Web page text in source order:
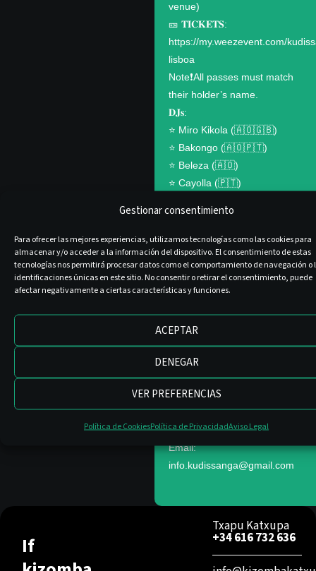
Gestionar consentimiento
Para ofrecer las mejores experiencias, utilizamos tecnologías como las cookies para
almacenar y/o acceder a la información del dispositivo. El consentimiento de estas
tecnologías nos permitirá procesar datos como el comportamiento de navegación o
identificaciones únicas en este sitio. No consentir o retirar el consentimiento, puede
afectar negativamente a ciertas características y funciones.
ACEPTAR
DENEGAR
VER PREFERENCIAS
Política de CookiesPolítica de PrivacidadAviso Legal
venue)
🎫 𝐓𝐈𝐂𝐊𝐄𝐓𝐒:
https://my.weezevent.com/
lisboa
Note❗️All passes must match
their holder’s name.
𝐃𝐉𝐬:
⭐️ Miro Kikola (🇦🇴🇬🇧)
⭐️ Bakongo (🇦🇴🇵🇹)
⭐️ Beleza (🇦🇴)
⭐️ Cayolla (🇵🇹)
⭐️
⭐️
⭐️
⭐️
Note❗️All sales are final.
case the organizer cancels
the event.
If you are unable to join you
can sell your pass to same
sex, same role dancer.
Email:
info.kudissanga@gmail.com
If
Txapu Katxupa
+34 616 732 636